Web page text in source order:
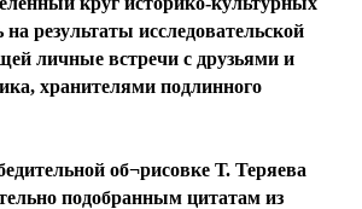
результаты исследовательской
личные встречи с друзьями и
хранителями подлинного
об¬рисовке Т. Теряева
подобранным цитатам из